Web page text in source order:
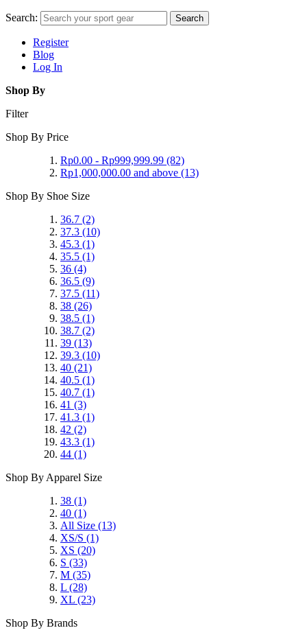
Search: Search
Register
Blog
Log In
Shop By
Filter
Shop By Price
Rp0.00 - Rp999,999.99 (82)
Rp1,000,000.00 and above (13)
Shop By Shoe Size
36.7 (2)
37.3 (10)
45.3 (1)
35.5 (1)
36 (4)
36.5 (9)
37.5 (11)
38 (26)
38.5 (1)
38.7 (2)
39 (13)
39.3 (10)
40 (21)
40.5 (1)
40.7 (1)
41 (3)
41.3 (1)
42 (2)
43.3 (1)
44 (1)
Shop By Apparel Size
38 (1)
40 (1)
All Size (13)
XS/S (1)
XS (20)
S (33)
M (35)
L (28)
XL (23)
Shop By Brands